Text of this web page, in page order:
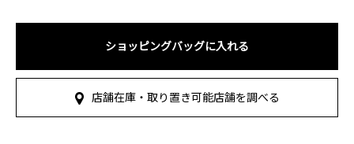
ショッピングバッグに入れる
店舗在庫・取り置き可能店舗を調べる